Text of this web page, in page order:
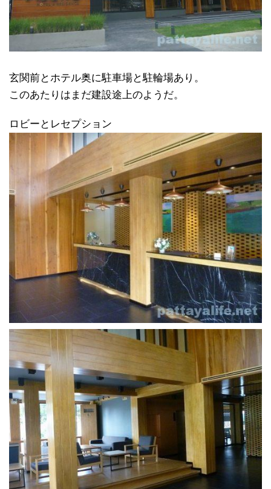
玄関前とホテル奥に駐車場と駐輪場あり。
このあたりはまだ建設途上のようだ。
ロビーとレセプション